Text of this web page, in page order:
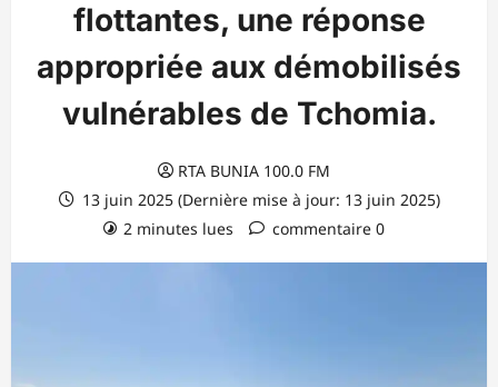
flottantes, une réponse
appropriée aux démobilisés
vulnérables de Tchomia.
RTA BUNIA 100.0 FM
13 juin 2025 (Dernière mise à jour: 13 juin 2025)
2 minutes lues
commentaire 0